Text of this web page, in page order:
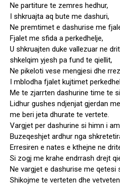
Ne partiture te zemres hedhur,
I shkruajta aq bute me dashuri,
Ne premtimet e dashurise me
Fjalet me sfida a perkedhelje,
U shkruajten duke vallezuar ne
shkelqim yjesh pa fund te qiellit,
Ne pikeloti vese mengjesi dhe
I mblodha fjalet kujtimet
Me te zjarrten dashurine time te
Lidhur gushes ndjenjat gjerdan
me beri jeta dhurate te vertete.
Vargjet per dashurine si himn i
Buzeqeshjet ardhur nga
Erresiren e nates e kthejne ne
Si zogj me krahe endrrash drejt
Ne vargjet e dashurise me qetesi
Shikojme te verteten dhe